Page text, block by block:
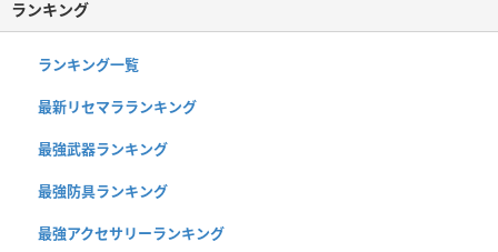
ランキング
ランキング一覧
最新リセマラランキング
最強武器ランキング
最強防具ランキング
最強アクセサリーランキング